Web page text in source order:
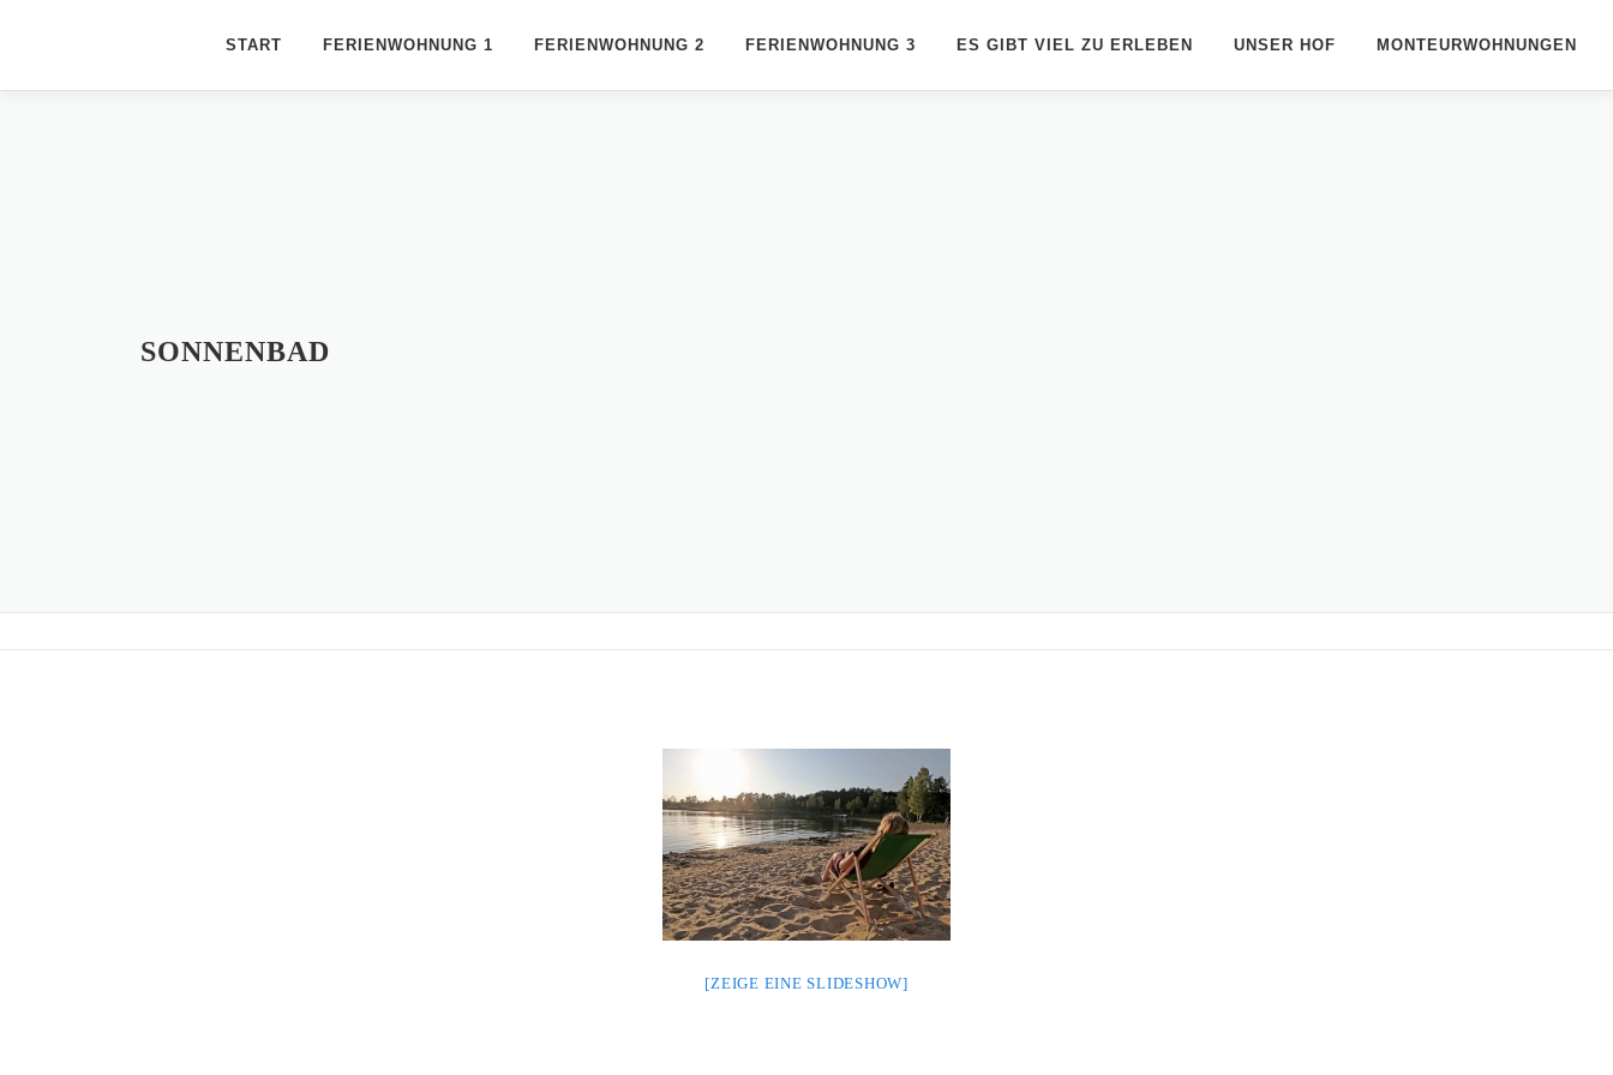
START FERIENWOHNUNG 1 FERIENWOHNUNG 2 FERIENWOHNUNG 3 ES GIBT VIEL ZU ERLEBEN UNSER HOF MONTEURWOHNUNGEN
SONNENBAD
[ZEIGE EINE SLIDESHOW]